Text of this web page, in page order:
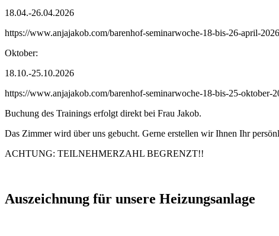
18.04.-26.04.2026
https://www.anjajakob.com/barenhof-seminarwoche-18-bis-26-april-2026
Oktober:
18.10.-25.10.2026
https://www.anjajakob.com/barenhof-seminarwoche-18-bis-25-oktober-
Buchung des Trainings erfolgt direkt bei Frau Jakob.
Das Zimmer wird über uns gebucht. Gerne erstellen wir Ihnen Ihr
ACHTUNG: TEILNEHMERZAHL BEGRENZT!!
Auszeichnung für unsere Heizungsanlage